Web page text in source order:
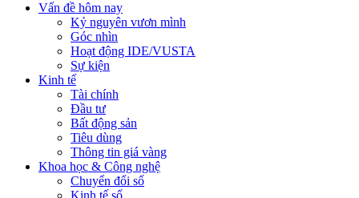
Vấn đề hôm nay
Kỷ nguyên vươn mình
Góc nhìn
Hoạt động IDE/VUSTA
Sự kiện
Kinh tế
Tài chính
Đầu tư
Bất động sản
Tiêu dùng
Thông tin giá vàng
Khoa học & Công nghệ
Chuyển đổi số